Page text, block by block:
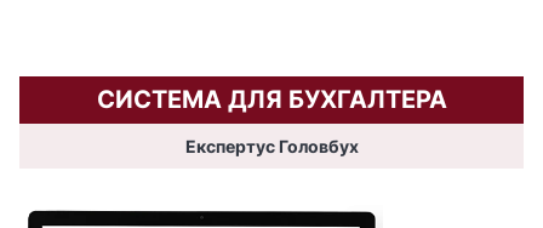
СИСТЕМА ДЛЯ БУХГАЛТЕРА
Експертус Головбух